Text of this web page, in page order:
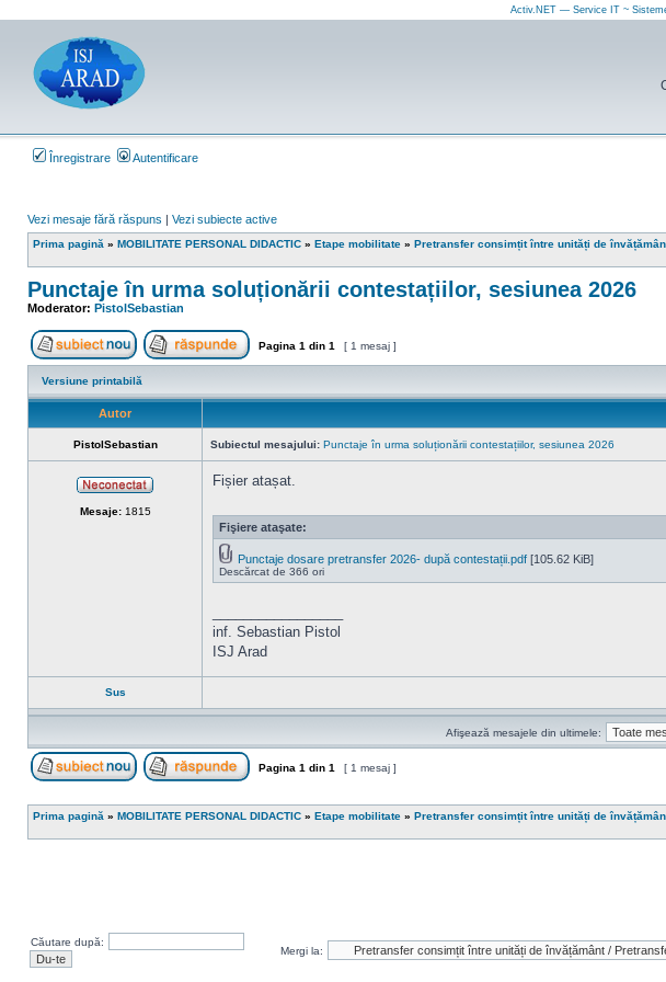
Activ.NET — Service IT ~
Înregistrare Autentificare
Vezi mesaje fără răspuns | Vezi subiecte active
Prima pagină » MOBILITATE PERSONAL DIDACTIC » Etape mobilitate » Pretransfer consimțit între unități de
Punctaje în urma soluționării contestațiilor, sesiunea 2026
Moderator: PistolSebastian
Scrie un subiect nou Răspunde la subiect
Pagina 1 din 1 [ 1 mesaj ]
Versiune printabilă
Autor
PistolSebastian Subiectul mesajului: Punctaje în urma soluționării contestațiilor, sesiunea 2026
Mesaje:1815
Fișier atașat.
Fişiere ataşate:
Punctaje dosare pretransfer 2026- după contestații.pdf [105.62 KiB]
Descărcat de 366 ori
inf. Sebastian Pistol
ISJ Arad
Sus
Afişează mesajele din ultimele:
Pagina 1 din 1 [ 1 mesaj ]
Prima pagină » MOBILITATE PERSONAL DIDACTIC » Etape mobilitate » Pretransfer consimțit între unități de
Căutare după:
Mergi la: